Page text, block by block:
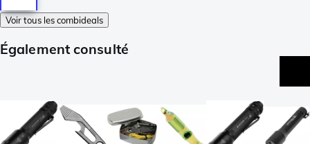
Voir tous les combideals
Également consulté